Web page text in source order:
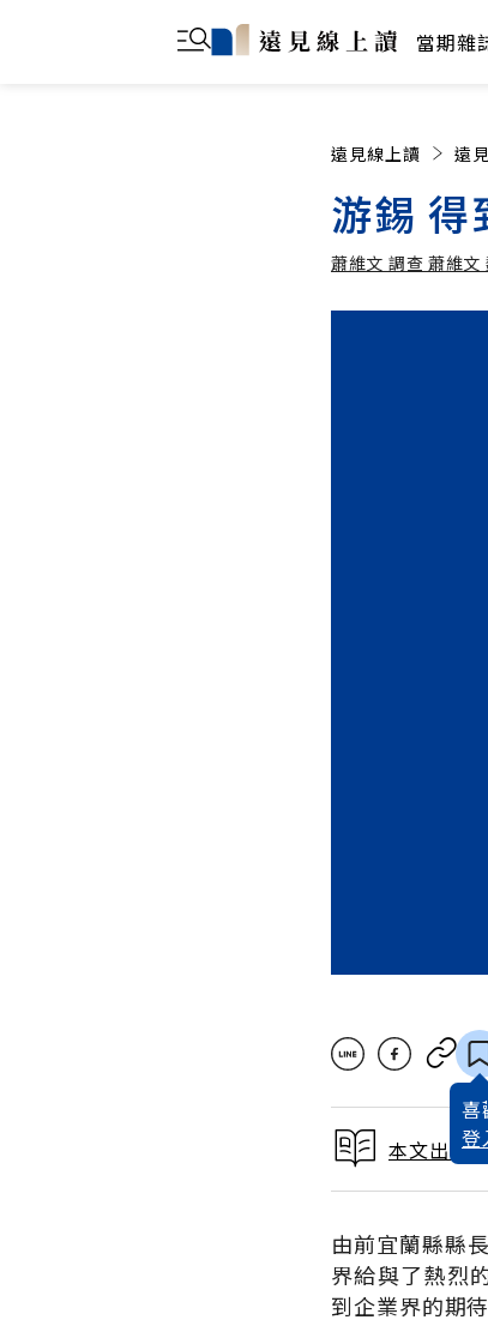
當期雜
遠見線上讀 遠
游錫 得
蕭維文 調查 蕭維文
喜
登
本文出自
由前宜蘭縣縣
界給與了熱烈
到企業界的期